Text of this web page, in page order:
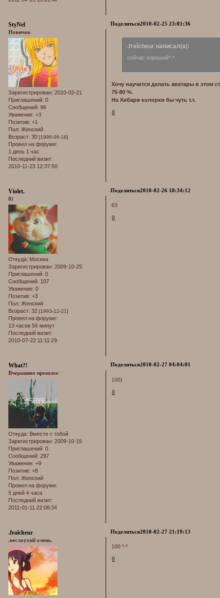
Поделиться2010-02-25 23:01:36
StyNel
Новичок
Зарегистрирован: 2010-02-21
Приглашений: 0
Сообщений: 96
Уважение: +3
Позитив: +1
Пол: Женский
Возраст: 30 [1996-06-18]
Провел на форуме:
1 день 1 час
Последний визит:
2010-11-23 12:37:50
.fraîcheur написал(а):
сейчас хороший*-*
Хочу научится делать аватары в этом
75-80 %.
На Хибари колорки бы чуть т.т.
0
Поделиться2010-02-26 18:34:12
Violet.
8)
Откуда: Москва
Зарегистрирован: 2009-10-25
Приглашений: 0
Сообщений: 107
Уважение: 0
Позитив: +3
Пол: Женский
Возраст: 32 [1993-12-21]
Провел на форуме:
13 часов 56 минут
Последний визит:
2010-07-22 11:11:29
63
0
Поделиться2010-02-27 04:04:01
What?!
Вчерашнее прошлое
Откуда: Вместе с тобой
Зарегистрирован: 2009-10-15
Приглашений: 0
Сообщений: 297
Уважение: +9
Позитив: +8
Пол: Женский
Провел на форуме:
5 дней 4 часа
Последний визит:
2011-01-11 22:08:34
100)
0
Поделиться2010-02-27 21:19:13
.fraîcheur
.веслоухий олень.
100 *-*
0